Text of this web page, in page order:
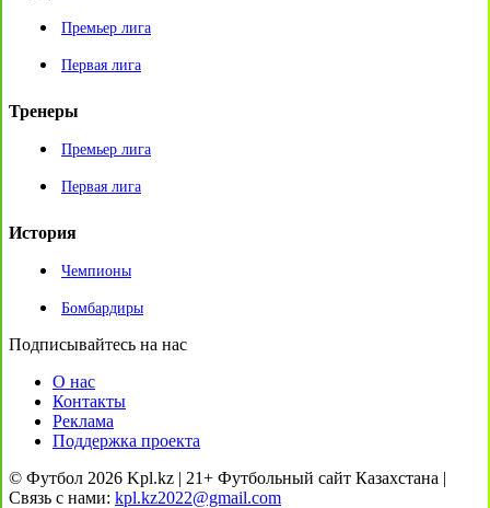
Премьер лига
Первая лига
Тренеры
Премьер лига
Первая лига
История
Чемпионы
Бомбардиры
Подписывайтесь на нас
О нас
Контакты
Реклама
Поддержка проекта
© Футбол 2026 Kpl.kz | 21+ Футбольный сайт Казахстана |
Связь с нами: kpl.kz2022@gmail.com